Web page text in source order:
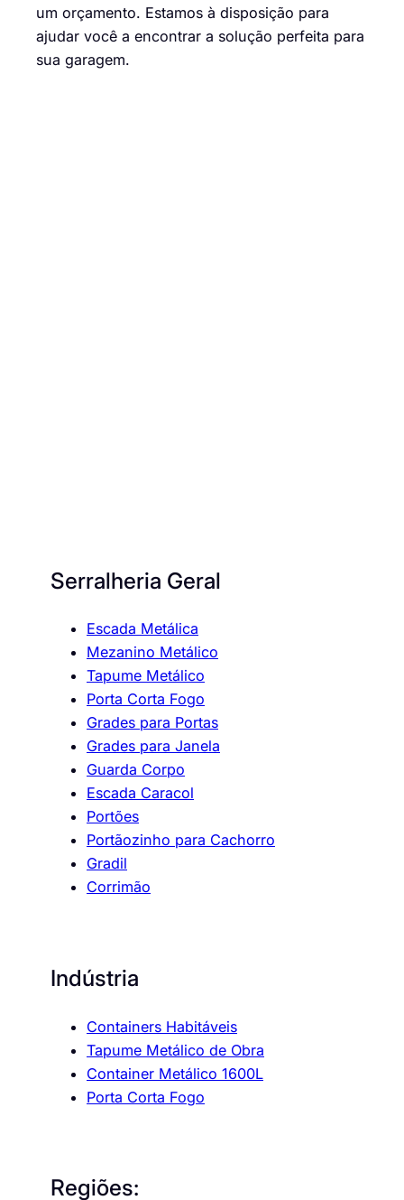
um orçamento. Estamos à disposição para
ajudar você a encontrar a solução perfeita para
sua garagem.
Serralheria Geral
Escada Metálica
Mezanino Metálico
Tapume Metálico
Porta Corta Fogo
Grades para Portas
Grades para Janela
Guarda Corpo
Escada Caracol
Portões
Portãozinho para Cachorro
Gradil
Corrimão
Indústria
Containers Habitáveis
Tapume Metálico de Obra
Container Metálico 1600L
Porta Corta Fogo
Regiões: